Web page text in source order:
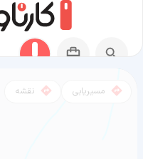
مسیریابی نقشه